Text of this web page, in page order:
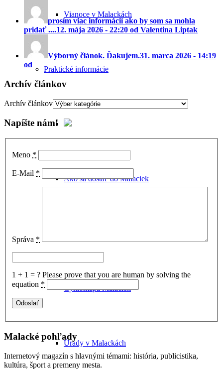
Vianoce v Malackách
Praktické informácie
Ako sa dostať do Malaciek
Cyklomapa Malaciek
Úrady v Malackách
prosím viac informácií ako by som sa mohla
pridať ....12. mája 2026 - 22:20 od Valentina Liptak
Výborný článok. Ďakujem.31. marca 2026 - 14:19
od
Archív článkov
Archív článkov
Napíšte nám!
Meno *
E-Mail *
Správa *
1 + 1 = ? Please prove that you are human by solving the
equation *
Malacké pohľady
Internetový magazín s hlavnými témami: história, publicistika,
kultúra, šport a premeny mesta.